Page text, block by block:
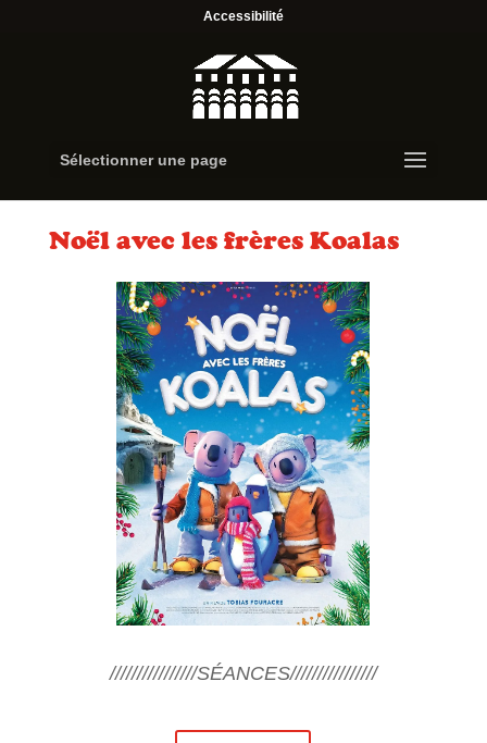
Accessibilité
Sélectionner une page
Noël avec les frères Koalas
////////////////SÉANCES////////////////